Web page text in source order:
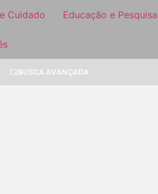
Cuidado Educação e Pesquisa
BUSCA AVANÇADA